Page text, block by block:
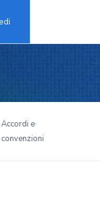
Accordi e
convenzioni